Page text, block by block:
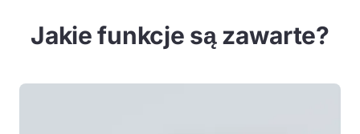
Jakie funkcje są zawarte?